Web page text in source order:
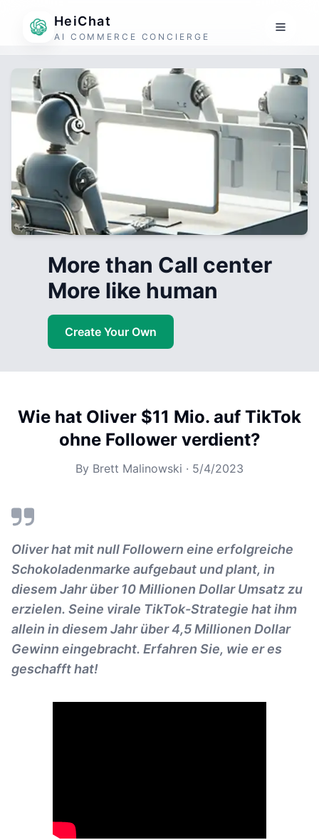
HeiChat
AI COMMERCE CONCIERGE
More than Call center
More like human
Create Your Own
Wie hat Oliver $11 Mio. auf TikTok
ohne Follower verdient?
By Brett Malinowski · 5/4/2023
Oliver hat mit null Followern eine erfolgreiche
Schokoladenmarke aufgebaut und plant, in
diesem Jahr über 10 Millionen Dollar Umsatz zu
erzielen. Seine virale TikTok-Strategie hat ihm
allein in diesem Jahr über 4,5 Millionen Dollar
Gewinn eingebracht. Erfahren Sie, wie er es
geschafft hat!